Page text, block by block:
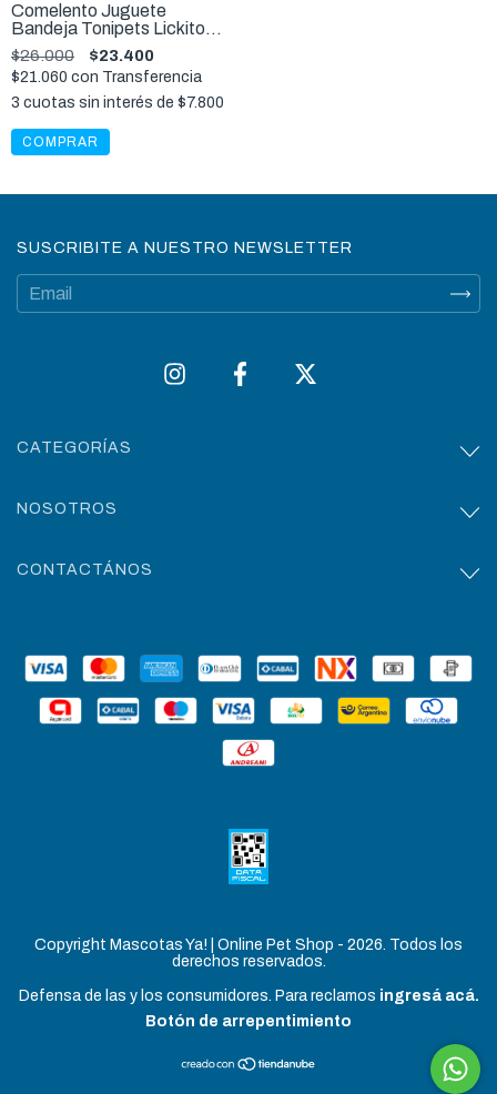
Comelento Juguete
Bandeja Tonipets Lickitoni
Rellenable Lamer
Comedero Antiestres
Perros
$26.000 $23.400
$21.060 con Transferencia
3 cuotas sin interés de $7.800
COMPRAR
SUSCRIBITE A NUESTRO NEWSLETTER
CATEGORÍAS
NOSOTROS
CONTACTÁNOS
Copyright Mascotas Ya! | Online Pet Shop - 2026. Todos los
derechos reservados.
Defensa de las y los consumidores. Para reclamos ingresá acá.
Botón de arrepentimiento